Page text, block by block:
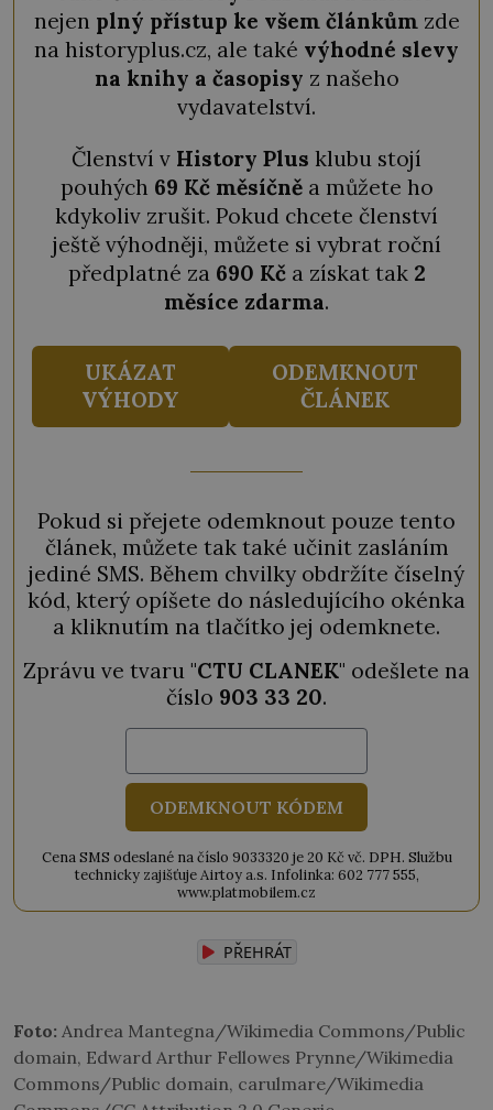
nejen plný přístup ke všem článkůmzde
na historyplus.cz, ale také výhodné slevy
na knihy a časopisy z našeho
vydavatelství.
Členství v History Plus klubu stojí
pouhých 69 Kč měsíčněa můžete ho
kdykoliv zrušit. Pokud chcete členství
ještě výhodněji, můžete si vybrat roční
předplatné za 690 Kča získat tak 2
měsíce zdarma.
UKÁZAT
VÝHODY
ODEMKNOUT
ČLÁNEK
Pokud si přejete odemknout pouze tento
článek, můžete tak také učinit zasláním
jediné SMS. Během chvilky obdržíte číselný
kód, který opíšete do následujícího okénka
a kliknutím na tlačítko jej odemknete.
Zprávu ve tvaru "CTU CLANEK" odešlete na
číslo 903 33 20.
ODEMKNOUT KÓDEM
Cena SMS odeslané na číslo 9033320 je 20 Kč vč. DPH. Službu
technicky zajišťuje Airtoy a.s. Infolinka: 602 777 555,
www.platmobilem.cz
PŘEHRÁT
Foto: Andrea Mantegna/Wikimedia Commons/Public
domain, Edward Arthur Fellowes Prynne/Wikimedia
Commons/Public domain, carulmare/Wikimedia